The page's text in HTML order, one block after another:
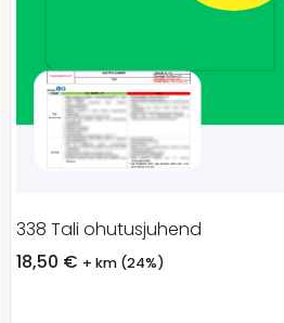
338 Tali ohutusjuhend
18,50 € + km (24%)